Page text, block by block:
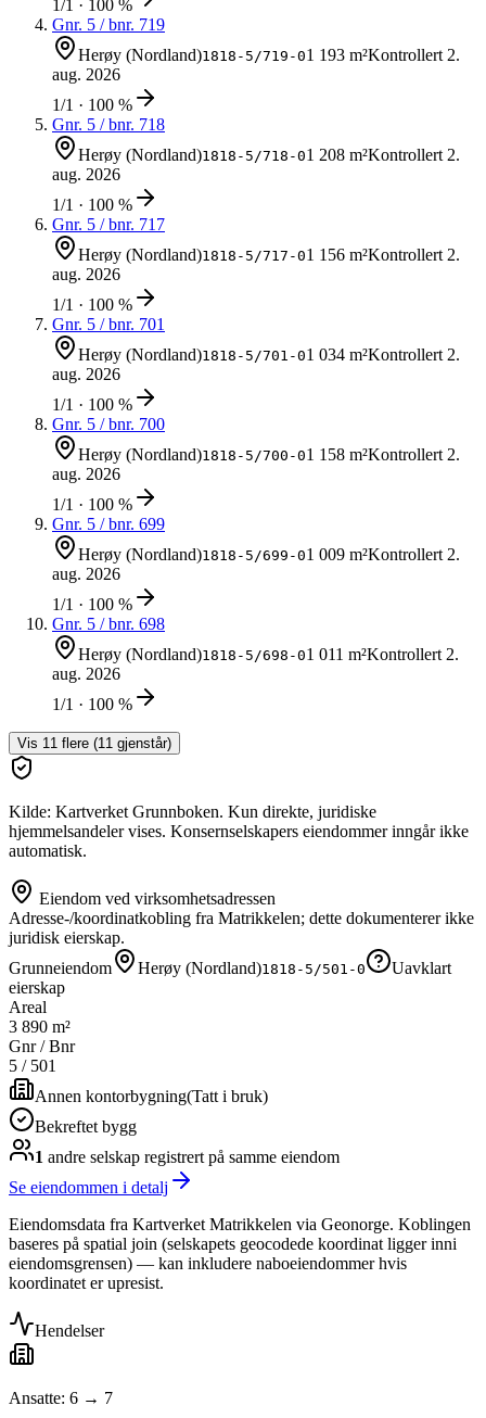
1/1 · 100 %
Gnr. 5 / bnr. 719
Herøy (Nordland)1818-5/719-01 193 m²Kontrollert2.
aug. 2026
1/1 · 100 %
Gnr. 5 / bnr. 718
Herøy (Nordland)1818-5/718-01 208 m²Kontrollert2.
aug. 2026
1/1 · 100 %
Gnr. 5 / bnr. 717
Herøy (Nordland)1818-5/717-01 156 m²Kontrollert2.
aug. 2026
1/1 · 100 %
Gnr. 5 / bnr. 701
Herøy (Nordland)1818-5/701-01 034 m²Kontrollert2.
aug. 2026
1/1 · 100 %
Gnr. 5 / bnr. 700
Herøy (Nordland)1818-5/700-01 158 m²Kontrollert2.
aug. 2026
1/1 · 100 %
Gnr. 5 / bnr. 699
Herøy (Nordland)1818-5/699-01 009 m²Kontrollert2.
aug. 2026
1/1 · 100 %
Gnr. 5 / bnr. 698
Herøy (Nordland)1818-5/698-01 011 m²Kontrollert2.
aug. 2026
1/1 · 100 %
Vis 11 flere (11 gjenstår)
Kilde: Kartverket Grunnboken. Kun direkte, juridiske
hjemmelsandeler vises. Konsernselskapers eiendommer inngår ikke
automatisk.
Eiendom ved virksomhetsadressen
Adresse-/koordinatkobling fra Matrikkelen; dette dokumenterer ikke
juridisk eierskap.
Grunneiendom
Herøy (Nordland)1818-5/501-0
Uavklart
eierskap
Areal
3 890 m²
Gnr / Bnr
5 / 501
Annen kontorbygning(Tatt i bruk)
Bekreftet bygg
1 andre selskap registrert på samme eiendom
Se eiendommen i detalj
Eiendomsdata fra Kartverket Matrikkelen via Geonorge. Koblingen
baseres på spatial join (selskapets geocodede koordinat ligger inni
eiendomsgrensen) — kan inkludere naboeiendommer hvis
koordinatet er upresist.
Hendelser
Ansatte: 6 → 7